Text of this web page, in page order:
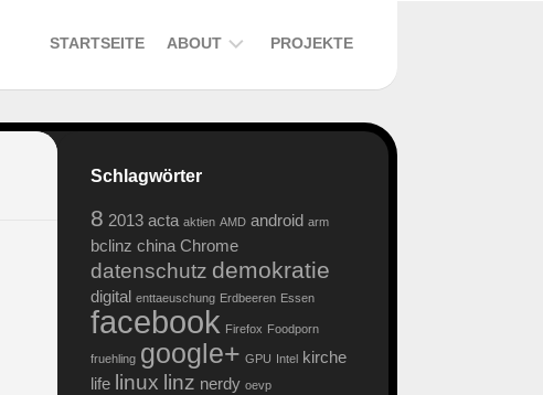
STARTSEITE ABOUT
ALTE
–
BUCH
DATENSCHUTZERKLÄRUNG
SOCIAL
MEDIA
PLUGINS
PROJEKTE
Schlagwörter
8 2013 acta aktien AMD android arm
bclinz china Chrome
datenschutz demokratie
digital enttaeuschung Erdbeeren Essen
facebook Firefox Foodporn
fruehling google+ GPU Intel kirche
life linux linz nerdy oevp